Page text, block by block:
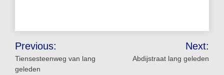
Bericht
navigatie
Previous:
Tiensesteenweg van lang
geleden
Next:
Abdijstraat lang geleden